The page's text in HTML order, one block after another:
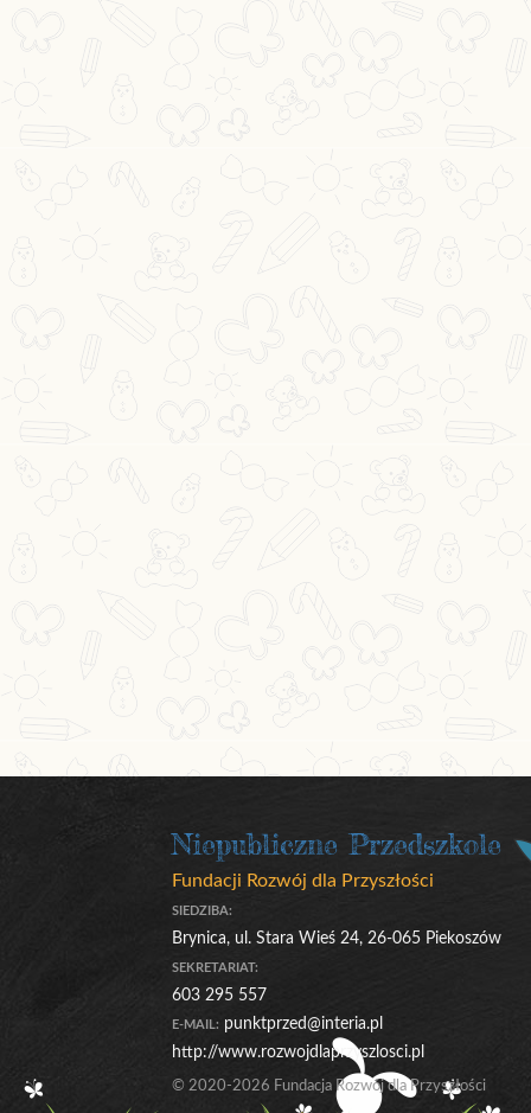
Niepubliczne Przedszkole
Fundacji Rozwój dla Przyszłości
SIEDZIBA:
Brynica, ul. Stara Wieś 24, 26-065 Piekoszów
SEKRETARIAT:
603 295 557
E-MAIL: punktprzed@interia.pl
http://www.rozwojdlaprzyszlosci.pl
© 2020-2026 Fundacja Rozwój dla Przyszłości